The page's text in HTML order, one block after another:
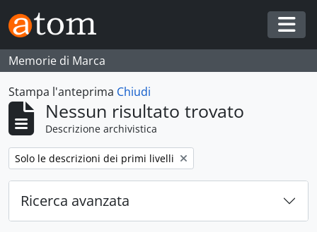
Skip to main content
Memorie di Marca
Stampa l'anteprima Chiudi
Nessun risultato trovato
Descrizione archivistica
Remove filter:
Solo le descrizioni dei primi livelli
Ricerca avanzata